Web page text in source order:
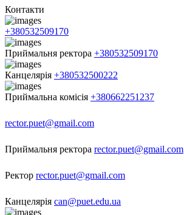
Контакти
+380532509170
Приймальня ректора +380532509170
Канцелярія +380532500222
Приймальна комісія +380662251237
rector.puet@gmail.com
Приймальня ректора rector.puet@gmail.com
Ректор rector.puet@gmail.com
Канцелярія can@puet.edu.ua